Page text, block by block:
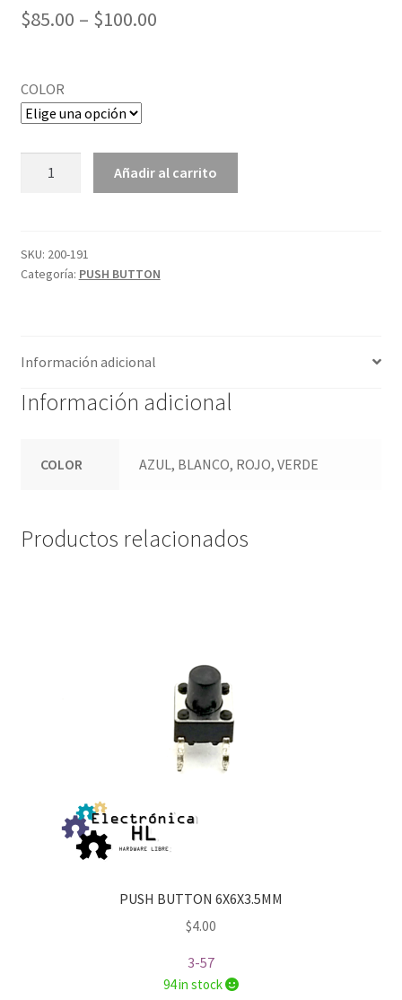
$85.00 – $100.00
COLOR
LUZ
PILOTO,
cantidad
Añadir al carrito
SKU: 200-191
Categoría: PUSH BUTTON
Información adicional
Información adicional
COLOR AZUL, BLANCO, ROJO, VERDE
Productos relacionados
PUSH BUTTON 6X6X3.5MM
$4.00
3-57
94 in stock